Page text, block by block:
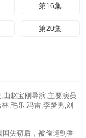
第16集
第20集
由赵宝刚导演,主要演员
,毛乐,冯雷,李梦男,刘
失窃后，被偷运到香